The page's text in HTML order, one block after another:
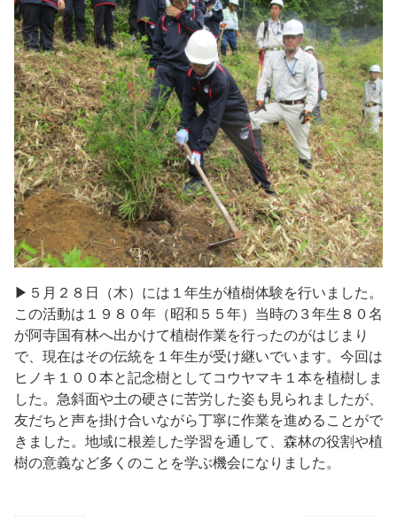
▶５月２８日（木）には１年生が植樹体験を行いました。
この活動は１９８０年（昭和５５年）当時の３年生８０名
が阿寺国有林へ出かけて植樹作業を行ったのがはじまり
で、現在はその伝統を１年生が受け継いでいます。今回は
ヒノキ１００本と記念樹としてコウヤマキ１本を植樹しま
した。急斜面や土の硬さに苦労した姿も見られましたが、
友だちと声を掛け合いながら丁寧に作業を進めることがで
きました。地域に根差した学習を通して、森林の役割や植
樹の意義など多くのことを学ぶ機会になりました。